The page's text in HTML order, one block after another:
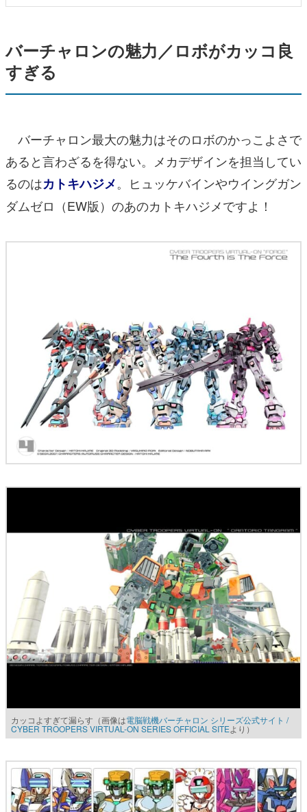
バーチャロンの魅力／ロボがカッコ良
すぎる
バーチャロン最大の魅力はそのロボのかっこよさで
あると言わざるを得ない。メカデザインを担当してい
るのはカトキハジメ。ヒュッケバインやウイングガン
ダムゼロ（EW版）のあのカトキハジメですよ！
カッコよすぎて漏らす（画像は電脳戦機バーチャロン シリーズ公式サイト /
CYBER TROOPERS VIRTUAL-ON SERIES OFFICIAL SITEより）